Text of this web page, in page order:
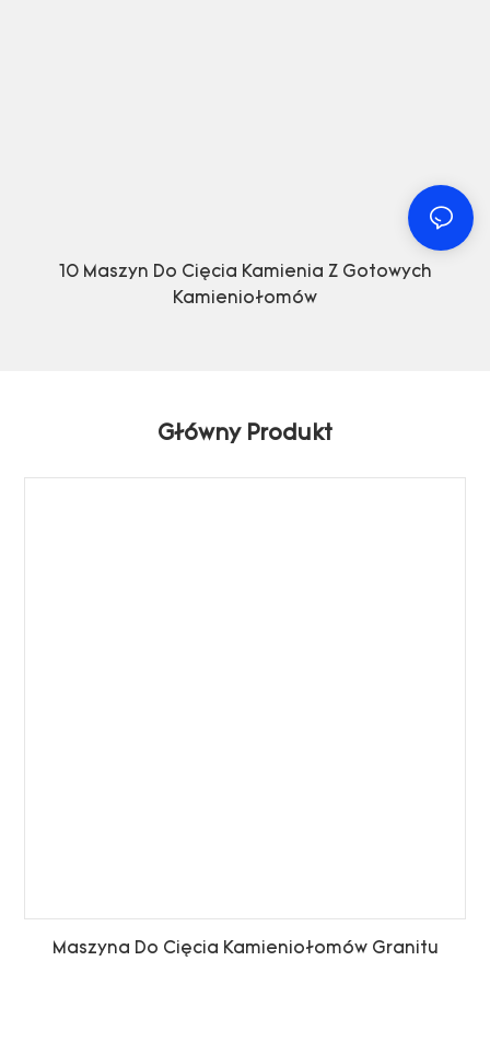
10 Maszyn Do Cięcia Kamienia Z Gotowych
Kamieniołomów
Główny Produkt
Maszyna Do Cięcia Kamieniołomów Granitu